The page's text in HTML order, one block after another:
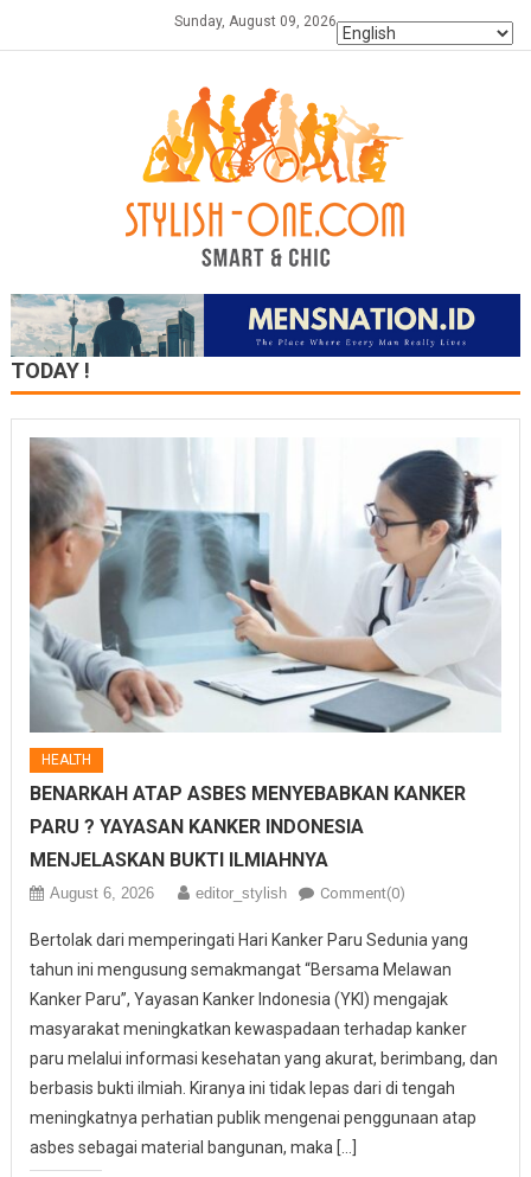
Sunday, August 09, 2026
TODAY !
HEALTH
BENARKAH ATAP ASBES MENYEBABKAN KANKER
PARU ? YAYASAN KANKER INDONESIA
MENJELASKAN BUKTI ILMIAHNYA
August 6, 2026 editor_stylish Comment(0)
Bertolak dari memperingati Hari Kanker Paru Sedunia yang
tahun ini mengusung semakmangat “Bersama Melawan
Kanker Paru”, Yayasan Kanker Indonesia (YKI) mengajak
masyarakat meningkatkan kewaspadaan terhadap kanker
paru melalui informasi kesehatan yang akurat, berimbang, dan
berbasis bukti ilmiah. Kiranya ini tidak lepas dari di tengah
meningkatnya perhatian publik mengenai penggunaan atap
asbes sebagai material bangunan, maka […]